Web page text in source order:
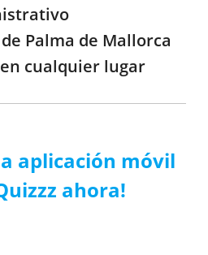
Palma de Mallorca
cualquier lugar
aplicación móvil
ahora!